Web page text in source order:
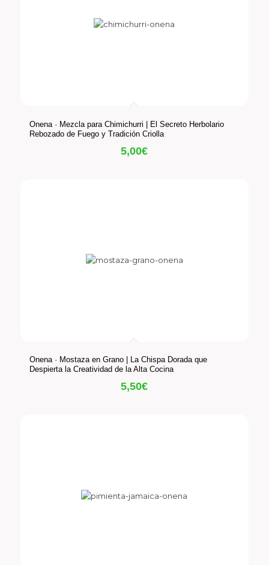
Onena · Mezcla para Chimichurri | El Secreto Herbolario
Rebozado de Fuego y Tradición Criolla
5,00€
Onena · Mostaza en Grano | La Chispa Dorada que
Despierta la Creatividad de la Alta Cocina
5,50€